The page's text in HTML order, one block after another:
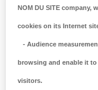
Circuit des
Circuit Pierres
NOM DU SITE company,
cookies on its Internet
- Audience
browsing and enable it
visitors.